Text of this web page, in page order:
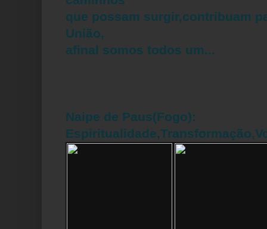
que possam surgir,contribuam
União,
afinal somos todos um...
Naipe de Paus(Fogo):